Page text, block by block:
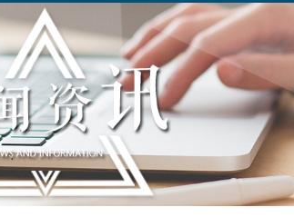
煤仓滑模
水泥仓滑模